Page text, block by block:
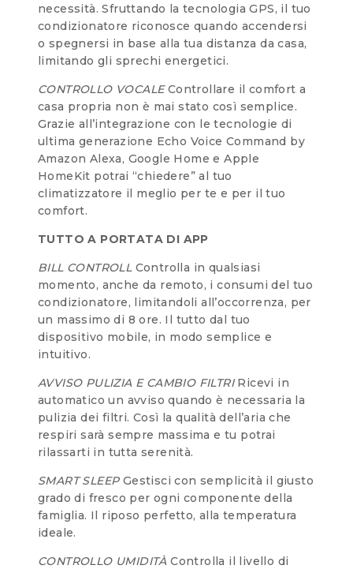
necessità. Sfruttando la tecnologia GPS, il tuo
condizionatore riconosce quando accendersi
o spegnersi in base alla tua distanza da casa,
limitando gli sprechi energetici.
CONTROLLO VOCALEControllare il comfort a
casa propria non è mai stato così semplice.
Grazie all’integrazione con le tecnologie di
ultima generazione Echo Voice Command by
Amazon Alexa, Google Home e Apple
HomeKit potrai “chiedere” al tuo
climatizzatore il meglio per te e per il tuo
comfort.
TUTTO A PORTATA DI APP
BILL CONTROLLControlla in qualsiasi
momento, anche da remoto, i consumi del tuo
condizionatore, limitandoli all’occorrenza, per
un massimo di 8 ore. Il tutto dal tuo
dispositivo mobile, in modo semplice e
intuitivo.
AVVISO PULIZIA E CAMBIO FILTRIRicevi in
automatico un avviso quando è necessaria la
pulizia dei filtri. Così la qualità dell’aria che
respiri sarà sempre massima e tu potrai
rilassarti in tutta serenità.
SMART SLEEPGestisci con semplicità il giusto
grado di fresco per ogni componente della
famiglia. Il riposo perfetto, alla temperatura
ideale.
CONTROLLO UMIDITÀControlla il livello di